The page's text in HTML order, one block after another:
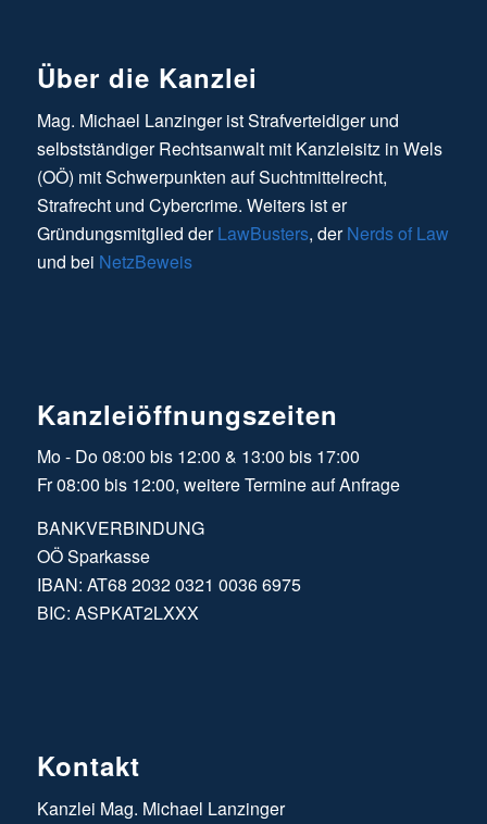
Über die Kanzlei
Mag. Michael Lanzinger ist Strafverteidiger und
selbstständiger Rechtsanwalt mit Kanzleisitz in Wels
(OÖ) mit Schwerpunkten auf Suchtmittelrecht,
Strafrecht und Cybercrime. Weiters ist er
Gründungsmitglied derLawBusters, derNerds of Law
und bei NetzBeweis
Kanzleiöffnungszeiten
Mo - Do 08:00 bis 12:00 & 13:00 bis 17:00
Fr 08:00 bis 12:00, weitere Termine auf Anfrage
BANKVERBINDUNG
OÖ Sparkasse
IBAN: AT68 2032 0321 0036 6975
BIC: ASPKAT2LXXX
Kontakt
Kanzlei Mag. Michael Lanzinger